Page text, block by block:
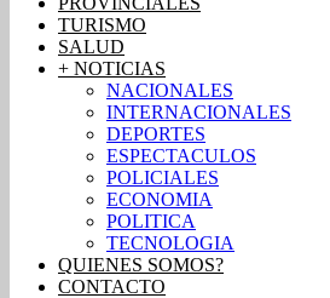
TURISMO
SALUD
+ NOTICIAS
NACIONALES
INTERNACIONALES
DEPORTES
ESPECTACULOS
POLICIALES
ECONOMIA
POLITICA
TECNOLOGIA
QUIENES SOMOS?
CONTACTO